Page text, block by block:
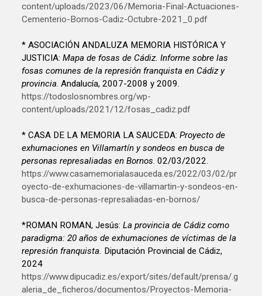
content/uploads/2023/06/Memoria-Final-Actuaciones-
Cementerio-Bornos-Cadiz-Octubre-2021_0.pdf
* ASOCIACIÓN ANDALUZA MEMORIA HISTÓRICA Y
JUSTICIA:Mapa de fosas de Cádiz. Informe sobre las
fosas comunes de la represión franquista en Cádiz y
provincia. Andalucía, 2007-2008 y 2009.
https://todoslosnombres.org/wp-
content/uploads/2021/12/fosas_cadiz.pdf
* CASA DE LA MEMORIA LA SAUCEDA:Proyecto de
exhumaciones en Villamartín y sondeos en busca de
personas represaliadas en Bornos. 02/03/2022.
https://www.casamemorialasauceda.es/2022/03/02/pr
oyecto-de-exhumaciones-de-villamartin-y-sondeos-en-
busca-de-personas-represaliadas-en-bornos/
*ROMAN ROMAN, Jesús:La provincia de Cádiz como
paradigma: 20 años de exhumaciones de víctimas de la
represión franquista. Diputación Provincial de Cádiz,
2024
https://www.dipucadiz.es/export/sites/default/prensa/.g
aleria_de_ficheros/documentos/Proyectos-Memoria-